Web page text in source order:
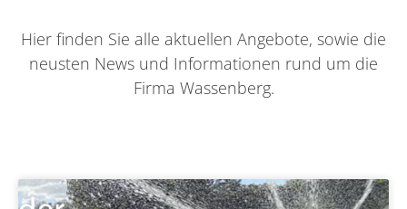
Hier finden Sie alle aktuellen Angebote, sowie die
neusten News und Informationen rund um die
Firma Wassenberg.